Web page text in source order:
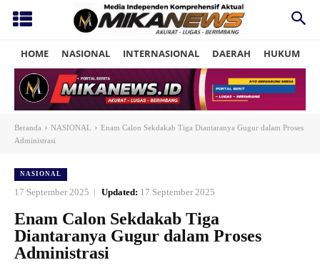
HOME NASIONAL INTERNASIONAL DAERAH HUKUM
Beranda NASIONAL
Enam Calon Sekdakab Tiga Diantaranya Gugur dalam Proses
Administrasi
NASIONAL
17 September 2025 Updated: 17 September 2025
Enam Calon Sekdakab Tiga
Diantaranya Gugur dalam Proses
Administrasi